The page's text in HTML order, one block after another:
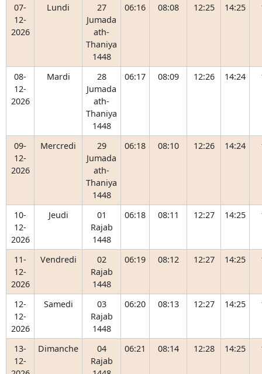
07-
12-
2026
Lundi
27
Jumada
ath-
Thaniya
1448
06:16 08:08 12:25 14:25
08-
12-
2026
Mardi
28
Jumada
ath-
Thaniya
1448
06:17 08:09 12:26 14:24
09-
12-
2026
Mercredi
29
Jumada
ath-
Thaniya
1448
06:18 08:10 12:26 14:24
10-
12-
2026
Jeudi
01
Rajab
1448
06:18 08:11 12:27 14:25
11-
12-
2026
Vendredi
02
Rajab
1448
06:19 08:12 12:27 14:25
12-
12-
2026
Samedi
03
Rajab
1448
06:20 08:13 12:27 14:25
13-
12-
Dimanche
04
Rajab
06:21 08:14 12:28 14:25